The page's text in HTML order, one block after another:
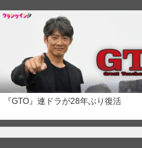
『GTO』連ドラが28年ぶり復活